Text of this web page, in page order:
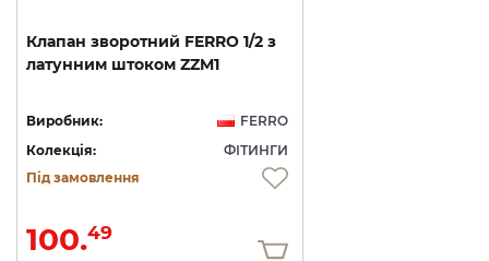
Клапан зворотний FERRO 1/2 з
латунним штоком ZZM1
Виробник:
FERRO
Колекція:
ФІТИНГИ
Під замовлення
100.49